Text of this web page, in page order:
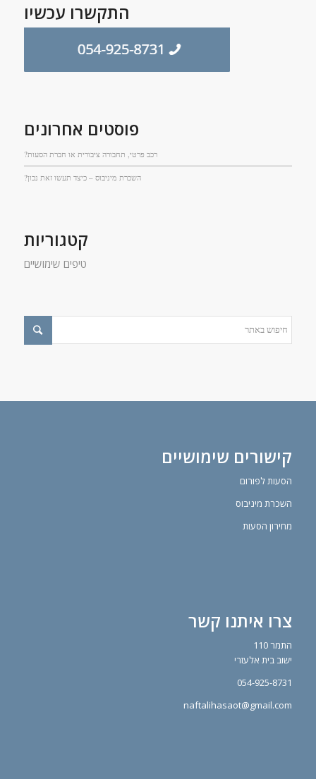
התקשרו עכשיו
פוסטים אחרונים
רכב פרטי, תחבורה ציבורית או חברת הסעות?
השכרת מיניבוס – כיצד תעשו זאת נכון?
קטגוריות
טיפים שימושיים
קישורים שימושיים
הסעות לפורום
השכרת מיניבוס
מחירון הסעות
צרו איתנו קשר
התמר 110
ישוב בית אלעזרי
054-925-8731
naftalihasaot@gmail.com